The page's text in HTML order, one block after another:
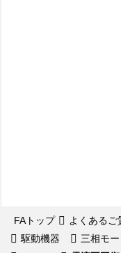
FAトップ よくあるご
駆動機器
三相モー